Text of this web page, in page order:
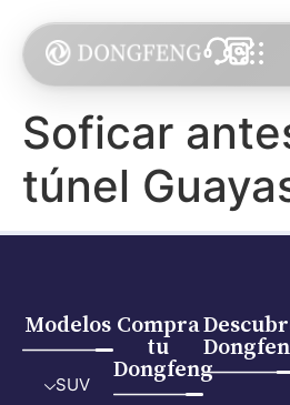
Soficar
túnel
Modelos
SUV
Compra
tu
Dongfeng